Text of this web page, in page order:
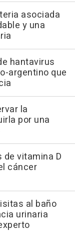
asociada
y una
hantavirus
argentino que
la
por una
vitamina D
cáncer
al baño
urinaria